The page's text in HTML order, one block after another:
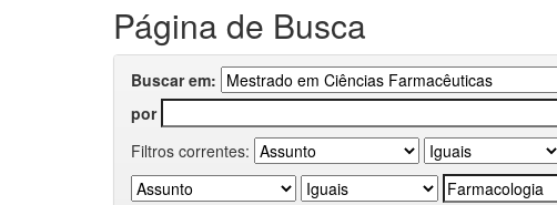
Página de Busca
Buscar em:
por
Filtros correntes: